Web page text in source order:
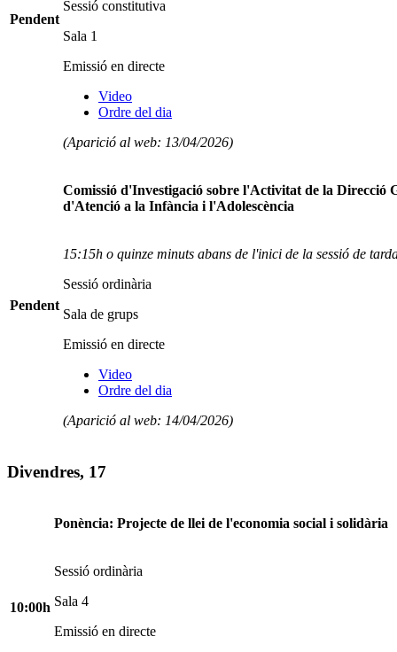
Pendent
Sessió constitutiva
Sala 1
Emissió en directe
Video
Ordre del dia
(Aparició al web: 13/04/2026)
Pendent
Comissió d'Investigació sobre l'Activitat de la Direcció
d'Atenció a la Infància i l'Adolescència
15:15h o quinze minuts abans de l'inici de la sessió de
Sessió ordinària
Sala de grups
Emissió en directe
Video
Ordre del dia
(Aparició al web: 14/04/2026)
Divendres, 17
10:00h
Ponència: Projecte de llei de l'economia social i solidària
Sessió ordinària
Sala 4
Emissió en directe